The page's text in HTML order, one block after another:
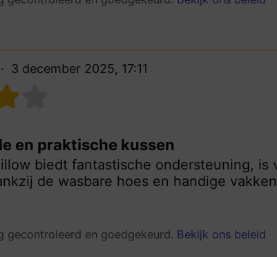
3 december 2025, 17:11
en praktische kussen
biedt fantastische ondersteuning, is
de wasbare hoes en handige
gecontroleerd en goedgekeurd. Bekijk ons beleid